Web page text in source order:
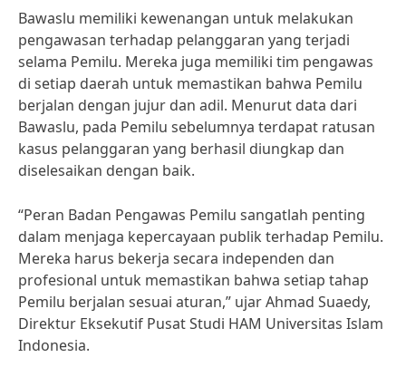
Bawaslu memiliki kewenangan untuk melakukan
pengawasan terhadap pelanggaran yang terjadi
selama Pemilu. Mereka juga memiliki tim pengawas
di setiap daerah untuk memastikan bahwa Pemilu
berjalan dengan jujur dan adil. Menurut data dari
Bawaslu, pada Pemilu sebelumnya terdapat ratusan
kasus pelanggaran yang berhasil diungkap dan
diselesaikan dengan baik.
“Peran Badan Pengawas Pemilu sangatlah penting
dalam menjaga kepercayaan publik terhadap Pemilu.
Mereka harus bekerja secara independen dan
profesional untuk memastikan bahwa setiap tahap
Pemilu berjalan sesuai aturan,” ujar Ahmad Suaedy,
Direktur Eksekutif Pusat Studi HAM Universitas Islam
Indonesia.